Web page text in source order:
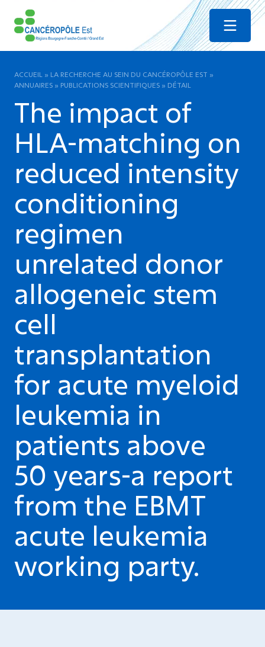
Menu
ACCUEIL » LA RECHERCHE AU SEIN DU CANCÉROPÔLE EST »
ANNUAIRES » PUBLICATIONS SCIENTIFIQUES » DÉTAIL
The impact of
HLA-matching on
reduced intensity
conditioning
regimen
unrelated donor
allogeneic stem
cell
transplantation
for acute myeloid
leukemia in
patients above
50 years-a report
from the EBMT
acute leukemia
working party.